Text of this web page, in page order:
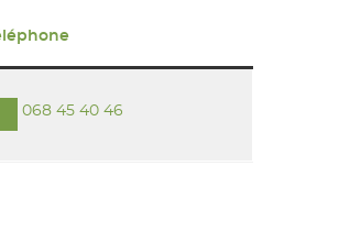
068 45 40 46